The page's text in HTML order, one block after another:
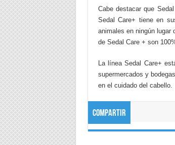
Cabe destacar que
Sedal Care+ tiene en
animales en ningún lugar
de Sedal Care + son
La línea Sedal Care+
supermercados y
en el cuidado del cabello.
Compartir